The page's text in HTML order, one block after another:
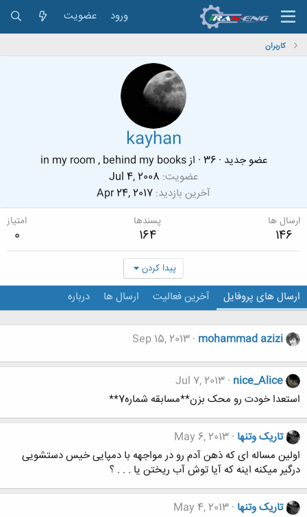
ورود عضویت
کاربران
kayhan
عضو جدید ·
36
· ازin my room , behind my books
عضویت Jul 4, 2008
آخرین بازدید Apr 24, 2017
ارسال ها
146
پسندها
164
امتیاز
0
پیدا کردن
ارسال های پروفایل آخرین فعالیت ارسال ها درباره
mohammad azizi
Sep 15, 2013
nice_Alice
Jul 7, 2013
استعدا خودت رو محک بزن**مسابقه شماره7**
تاریک وتنها May 6, 2013
اولین مساله ای که ذهن آدم رو در مواجهه با دمپایی خیس دستشویی
درگیر میکنه اینه که آیا توش آب ریختن یا . . . ؟
تاریک وتنها May 4, 2013